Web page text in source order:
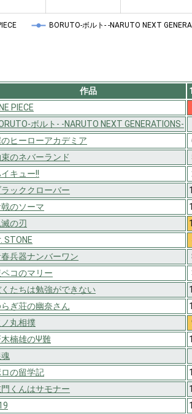
BORUTO-ボルト- -NARUTO NEXT
作品
PIECE
ボルト- -NARUTO NEXT GENERATIONS-
ヒーローアカデミア
のネバーランド
キュー!!
ラッククローバー
のソーマ
滅の刃
STONE
兵器ナンバーワン
ペコのマリー
たちは勉強ができない
らぎ荘の幽奈さん
ノ丸相撲
木楠雄のΨ難
ロの留学記
門くんはサモナー